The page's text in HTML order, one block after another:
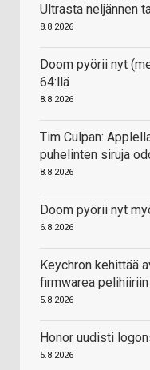
Ultrasta neljännen
8.8.2026
Doom pyörii nyt
64:llä
8.8.2026
Tim Culpan:
puhelinten siruja
8.8.2026
Doom pyörii nyt
6.8.2026
Keychron kehittää
firmwarea pelihiiriin
5.8.2026
Honor uudisti
5.8.2026